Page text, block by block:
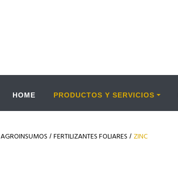
HOME PRODUCTOS Y SERVICIOS
AGROINSUMOS / FERTILIZANTES FOLIARES / ZINC